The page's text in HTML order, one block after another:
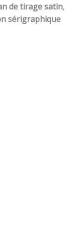
de tirage satin,
sérigraphique